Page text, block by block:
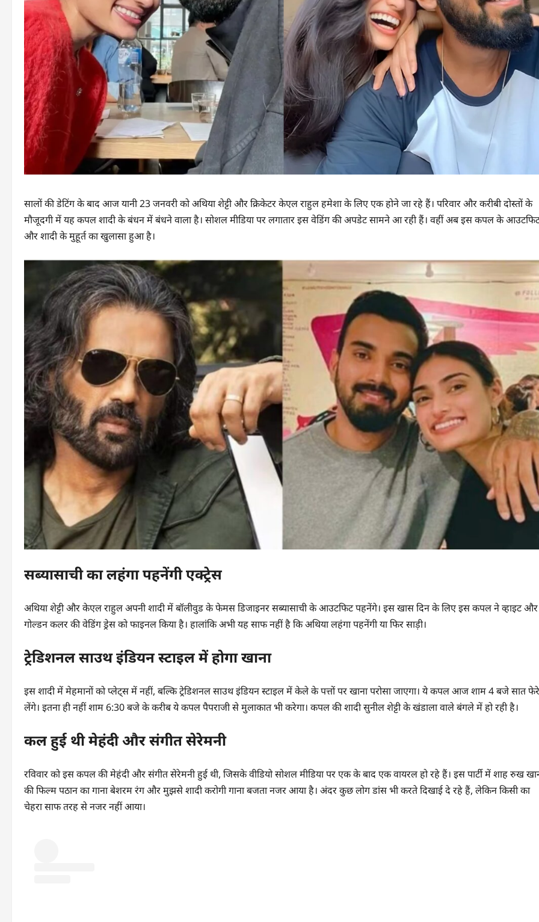
सालों की डेटिंग के बाद आज यानी 23 जनवरी को अथिया शेट्टी और क्रिकेटर केएल राहुल हमेशा के लिए एक होने जा रहे हैं। परिवार और करीबी दोस्तों के
मौजूदगी में यह कपल शादी के बंधन में बंधने वाला है। सोशल मीडिया पर लगातार इस वेडिंग की अपडेट सामने आ रही हैं। वहीं अब इस कपल के
और शादी के मुहूर्त का खुलासा हुआ है।
सब्यासाची का लहंगा पहनेंगी एक्ट्रेस
अथिया शेट्टी और केएल राहुल अपनी शादी में बॉलीवुड के फेमस डिजाइनर सब्यासाची के आउटफिट पहनेंगे। इस खास दिन के लिए इस कपल ने व्हाइट और
गोल्डन कलर की वेडिंग ड्रेस को फाइनल किया है। हालांकि अभी यह साफ नहीं है कि अथिया लहंगा पहनेंगी या फिर साड़ी।
ट्रेडिशनल साउथ इंडियन स्टाइल में होगा खाना
इस शादी में मेहमानों को प्लेट्स में नहीं, बल्कि ट्रेडिशनल साउथ इंडियन स्टाइल में केले के पत्तों पर खाना परोसा जाएगा। ये कपल आज शाम 4 बजे सात फेरे
लेंगे। इतना ही नहीं शाम 6:30 बजे के करीब ये कपल पैपराजी से मुलाकात भी करेगा। कपल की शादी सुनील शेट्टी के खंडाला वाले बंगले में हो रही है।
कल हुई थी मेहंदी और संगीत सेरेमनी
रविवार को इस कपल की मेहंदी और संगीत सेरेमनी हुई थी, जिसके वीडियो सोशल मीडिया पर एक के बाद एक वायरल हो रहे हैं। इस पार्टी में शाह रुख
की फिल्म पठान का गाना बेशरम रंग और मुझसे शादी करोगी गाना बजता नजर आया है। अंदर कुछ लोग डांस भी करते दिखाई दे रहे हैं, लेकिन किसी का
चेहरा साफ तरह से नजर नहीं आया।